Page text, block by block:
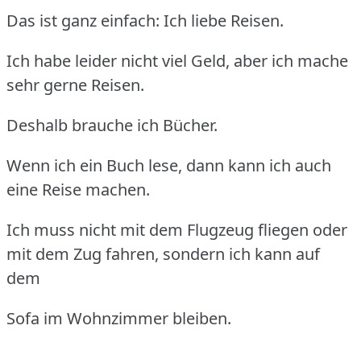
Das ist ganz einfach: Ich liebe Reisen.
Ich habe leider nicht viel Geld, aber ich mache
sehr gerne Reisen.
Deshalb brauche ich Bücher.
Wenn ich ein Buch lese, dann kann ich auch
eine Reise machen.
Ich muss nicht mit dem Flugzeug fliegen oder
mit dem Zug fahren, sondern ich kann auf
dem
Sofa im Wohnzimmer bleiben.